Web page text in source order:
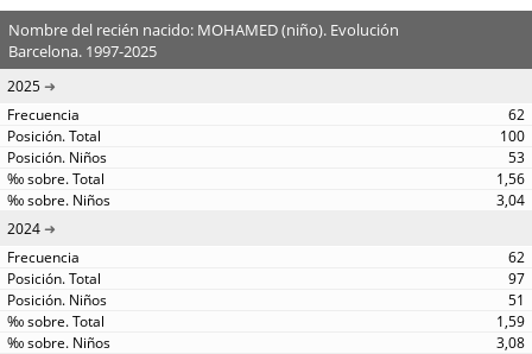
Nombre del recién nacido: MOHAMED (niño). Evolución
Barcelona. 1997-2025
2025
62
100
53
1,56
3,04
2024
62
97
51
1,59
3,08